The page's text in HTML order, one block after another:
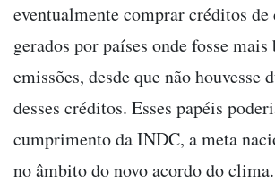
eventualmente comprar créditos de
gerados por países onde fosse
emissões, desde que não houvesse
desses créditos. Esses papéis
cumprimento da INDC, a meta
no âmbito do novo acordo do clima.